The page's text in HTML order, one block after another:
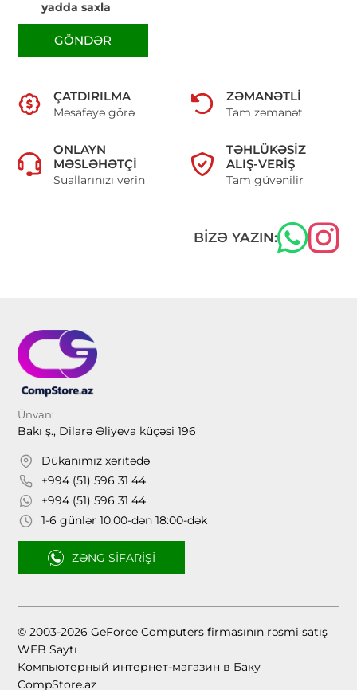
yadda saxla
GÖNDƏR
ÇATDIRILMA
Məsafəyə görə
ZƏMANƏTLI
Tam zəmanət
ONLAYN
MƏSLƏHƏTÇI
Suallarınızı verin
TƏHLÜKƏSIZ
ALIŞ-VERIŞ
Tam güvənilir
BIZƏ YAZIN:
Ünvan:
Bakı ş., Dilarə Əliyeva küçəsi 196
Dükanımız xəritədə
+994 (51) 596 31 44
+994 (51) 596 31 44
1-6 günlər 10:00-dən 18:00-dək
ZƏNG SIFARIŞI
© 2003-2026 GeForce Computers firmasının rəsmi satış
WEB Saytı
Компьютерный интернет-магазин в Баку
CompStore.az